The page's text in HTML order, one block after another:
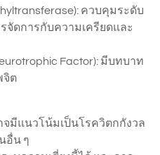
ควบคุมระดับ
ดการกับความเครียดและ
Factor): มีบทบาท
จิต
มีแนวโน้มเป็นโรควิตกกังวล
อื่น ๆ